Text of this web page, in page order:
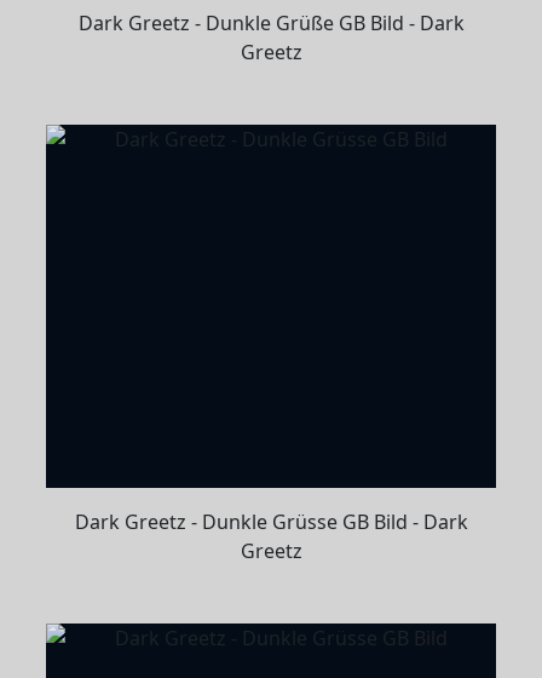
Dark Greetz - Dunkle Grüße GB Bild - Dark
Greetz
Dark Greetz - Dunkle Grüsse GB Bild - Dark
Greetz